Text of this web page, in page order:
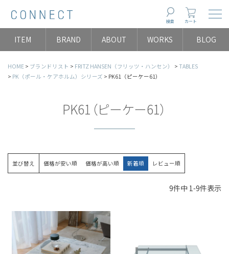
検索 カート
ITEM BRAND ABOUT WORKS BLOG
HOME ブランドリスト FRITZ HANSEN（フリッツ・ハンセン）
TABLES
PK（ポール・ケアホルム）シリーズ
PK61（ピーケー61）
PK61（ピーケー61）
並び替え 価格が安い順 価格が高い順 新着順 レビュー順
9件中 1 -9件表示